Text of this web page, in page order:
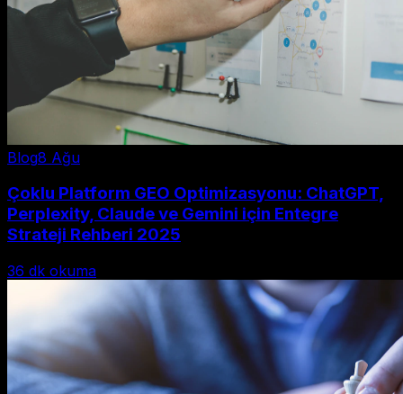
Blog8 Ağu
Çoklu Platform GEO Optimizasyonu: ChatGPT,
Perplexity, Claude ve Gemini için Entegre
Strateji Rehberi 2025
36 dk okuma